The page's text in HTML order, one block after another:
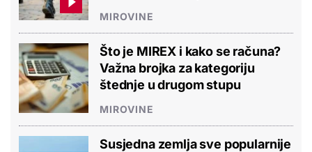
MIROVINE
Što je MIREX i kako se računa?
Važna brojka za kategoriju
štednje u drugom stupu
MIROVINE
Susjedna zemlja sve popularnije